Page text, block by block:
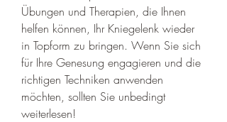
Übungen und Therapien, die Ihnen
helfen können, Ihr Kniegelenk wieder
in Topform zu bringen. Wenn Sie sich
für Ihre Genesung engagieren und die
richtigen Techniken anwenden
möchten, sollten Sie unbedingt
weiterlesen!